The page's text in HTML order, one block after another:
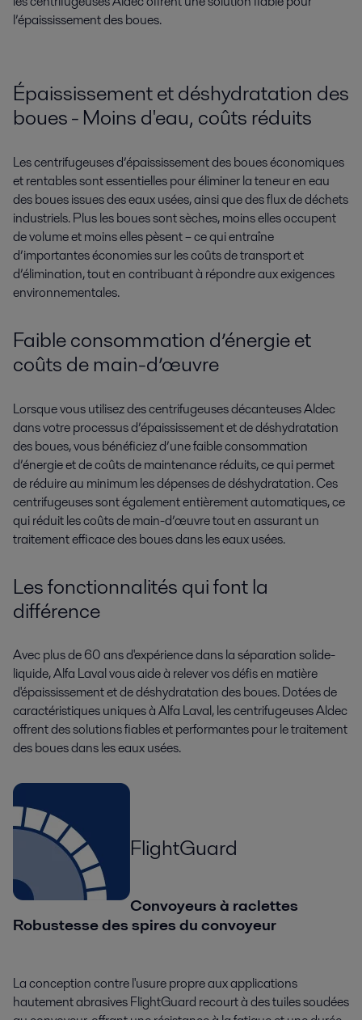
l’épaississement des boues.
Épaississement et déshydratation des
boues - Moins d'eau, coûts réduits
Les centrifugeuses d’épaississement des boues économiques
et rentables sont essentielles pour éliminer la teneur en eau
des boues issues des eaux usées, ainsi que des flux de déchets
industriels. Plus les boues sont sèches, moins elles occupent
de volume et moins elles pèsent – ce qui entraîne
d’importantes économies sur les coûts de transport et
d’élimination, tout en contribuant à répondre aux exigences
environnementales.
Faible consommation d’énergie et
coûts de main-d’œuvre
Lorsque vous utilisez des centrifugeuses décanteuses Aldec
dans votre processus d’épaississement et de déshydratation
des boues, vous bénéficiez d’une faible consommation
d’énergie et de coûts de maintenance réduits, ce qui permet
de réduire au minimum les dépenses de déshydratation. Ces
centrifugeuses sont également entièrement automatiques, ce
qui réduit les coûts de main-d’œuvre tout en assurant un
traitement efficace des boues dans les eaux usées.
Les fonctionnalités qui font la
différence
Avec plus de 60 ans d'expérience dans la séparation solide-
liquide, Alfa Laval vous aide à relever vos défis en matière
d'épaississement et de déshydratation des boues. Dotées de
caractéristiques uniques à Alfa Laval, les centrifugeuses Aldec
offrent des solutions fiables et performantes pour le traitement
des boues dans les eaux usées.
FlightGuard
Convoyeurs à raclettes
Robustesse des spires du convoyeur
La conception contre l'usure propre aux applications
hautement abrasives FlightGuard recourt à des tuiles soudées